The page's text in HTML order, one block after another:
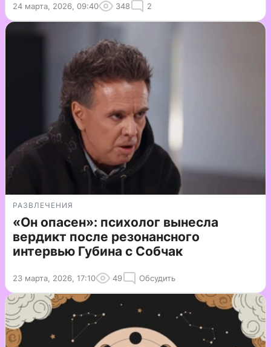
24 марта, 2026, 09:40 348 2
РАЗВЛЕЧЕНИЯ
«Он опасен»: психолог вынесла
вердикт после резонансного
интервью Губина с Собчак
23 марта, 2026, 17:10 49 Обсудить